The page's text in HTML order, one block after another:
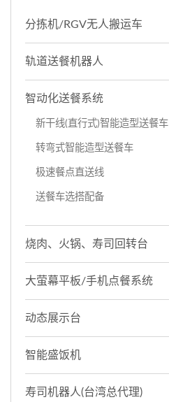
分拣机/RGV无人搬运车
轨道送餐机器人
智动化送餐系统
新干线(直行式)智能造型送餐车
转弯式智能造型送餐车
极速餐点直送线
送餐车选搭配备
烧肉、火锅、寿司回转台
大萤幕平板/手机点餐系统
动态展示台
智能盛饭机
寿司机器人(台湾总代理)